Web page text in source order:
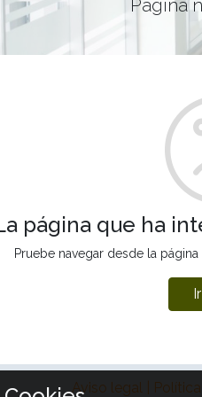
Página
página que ha
Pruebe navegar desde la
Aviso legal |